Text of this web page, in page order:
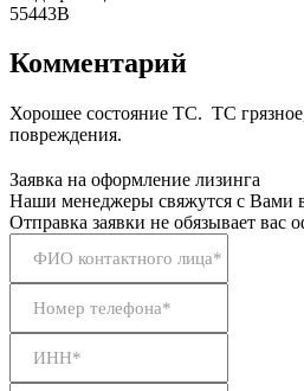
55443В
Комментарий
Хорошее состояние ТС. ТС
повреждения.
Заявка на оформление лизинга
Наши менеджеры свяжутся с Вами
Отправка заявки не обязывает вас
ФИО контактного лица*
Номер телефона*
ИНН*